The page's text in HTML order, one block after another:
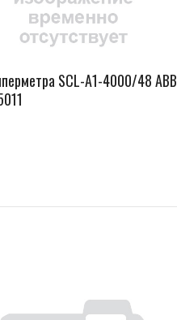
SCL-A1-4000/48 ABB